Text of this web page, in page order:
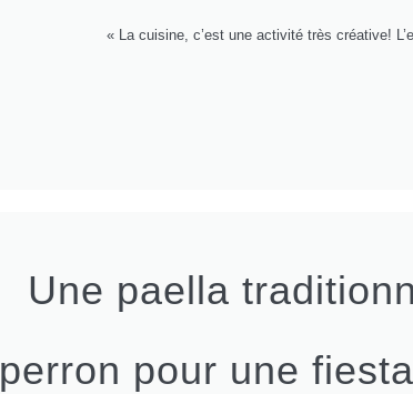
« La cuisine, c’est une activité très créative!
Une paella
perron pour une